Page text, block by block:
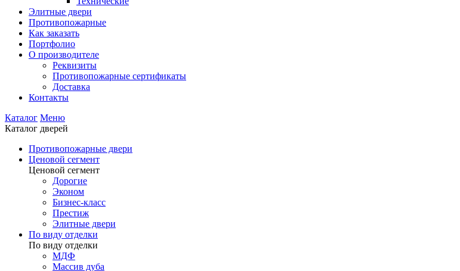
Элитные двери
Противопожарные
Как заказать
Портфолио
О производителе
Реквизиты
Противопожарные сертификаты
Доставка
Контакты
Каталог Меню
Каталог дверей
Противопожарные двери
Ценовой сегмент
Ценовой сегмент
Дорогие
Эконом
Бизнес-класс
Престиж
Элитные двери
По виду отделки
По виду отделки
МДФ
Массив дуба